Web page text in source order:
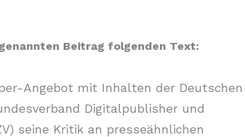
Beitrag folgenden Text:
Angebot mit Inhalten der Deutschen
Digitalpublisher und
seine Kritik an presseähnlichen